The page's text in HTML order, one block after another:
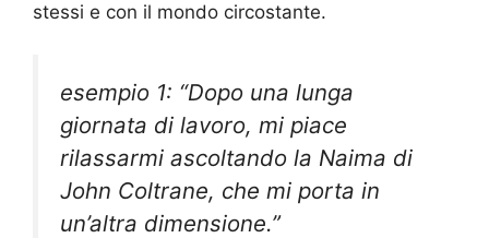
stessi e con il mondo circostante.
esempio 1: “Dopo una lunga
giornata di lavoro, mi piace
rilassarmi ascoltando la Naima di
John Coltrane, che mi porta in
un’altra dimensione.”